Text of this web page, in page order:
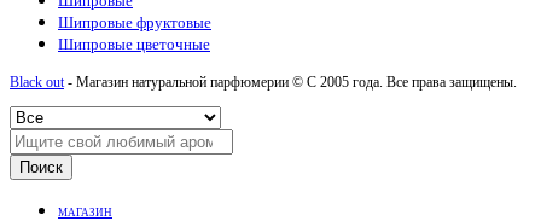
Шипровые фруктовые
Шипровые цветочные
Black out- Магазин натуральной парфюмерии © С 2005 года. Все права защищены.
Поиск
МАГАЗИН